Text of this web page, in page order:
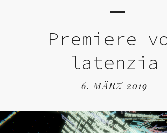
Premiere
latenzia
6. MÄRZ 2019